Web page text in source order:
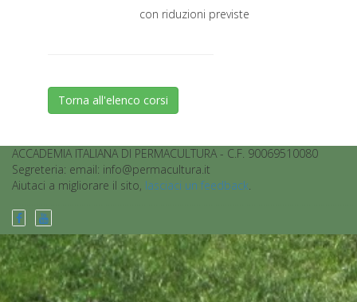
con riduzioni previste
Torna all'elenco corsi
ACCADEMIA ITALIANA DI PERMACULTURA - C.F. 90069510080
Segreteria: email: info@permacultura.it
Aiutaci a migliorare il sito, lasciaci un feedback.